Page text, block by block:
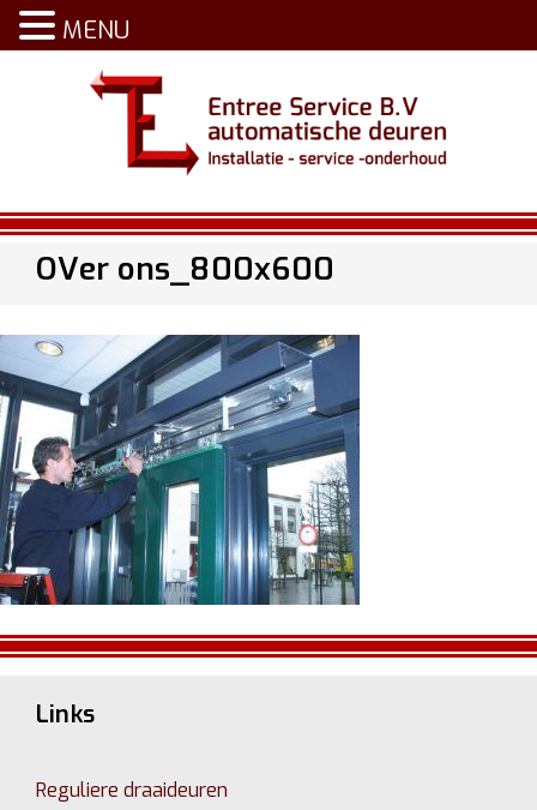
OVer ons_800x600
Links
Reguliere draaideuren
MENU